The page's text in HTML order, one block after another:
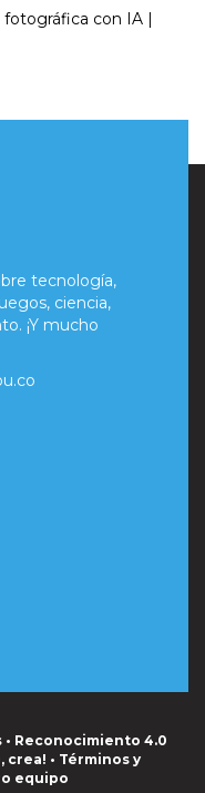
fotográfica con IA |
tecnología,
ciencia,
¡Y mucho
• Reconocimiento 4.0
crea! • Términos y
equipo